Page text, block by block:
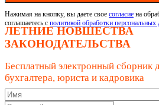
Нажимая на кнопку, вы даете свое согласие на
соглашаетесь с политикой обработки персональных
ЛЕТНИЕ НОВШЕСТВА
ЗАКОНОДАТЕЛЬСТВА
Бесплатный электронный сборник
бухгалтера, юриста и кадровика